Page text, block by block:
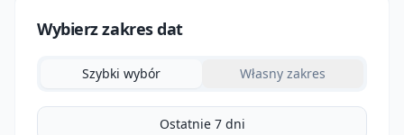
Wybierz zakres dat
Szybki wybór Własny zakres
Ostatnie 7 dni